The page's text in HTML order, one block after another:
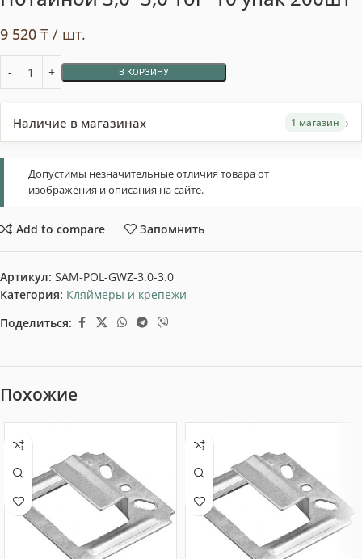
9 520 ₸ / шт.
В КОРЗИНУ
Наличие в магазинах 1 магазин ›
Допустимы незначительные отличия товара от
изображения и описания на сайте.
Add to compare Запомнить
Артикул: SAM-POL-GWZ-3.0-3.0
Категория: Кляймеры и крепежи
Поделиться:
Похожие